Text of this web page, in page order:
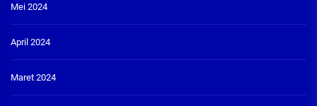
Mei 2024
April 2024
Maret 2024